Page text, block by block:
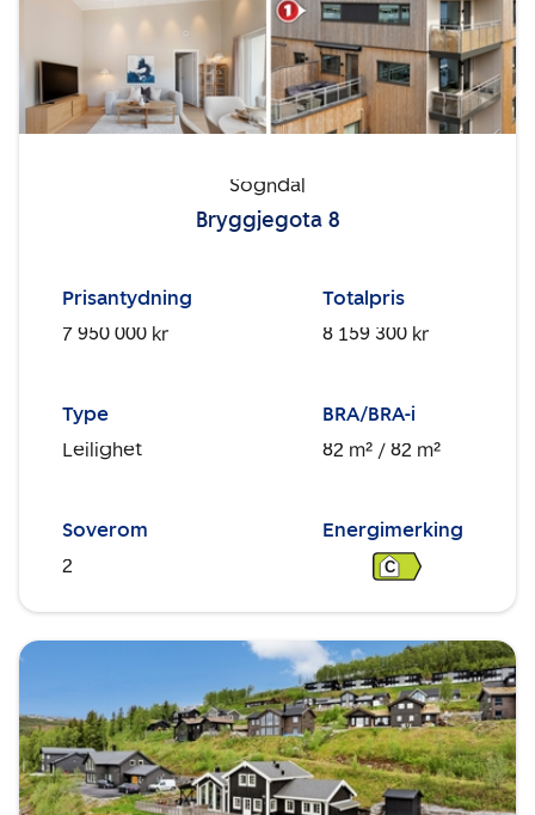
Sogndal
Bryggjegota 8
Prisantydning
7 950 000 kr
Totalpris
8 159 300 kr
Type
Leilighet
BRA/BRA-i
82 m² / 82 m²
Soverom
2
Energimerking
C